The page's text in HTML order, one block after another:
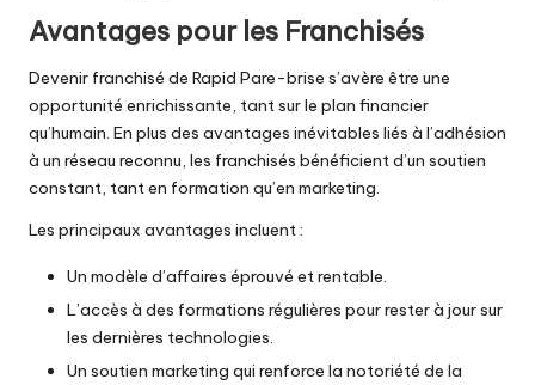
Avantages pour les Franchisés
Devenir franchisé de Rapid Pare-brise s’avère être une
opportunité enrichissante, tant sur le plan financier
qu’humain. En plus des avantages inévitables liés à l’adhésion
à un réseau reconnu, les franchisés bénéficient d’un soutien
constant, tant en formation qu’en marketing.
Les principaux avantages incluent :
Un modèle d’affaires éprouvé et rentable.
L’accès à des formations régulières pour rester à jour sur
les dernières technologies.
Un soutien marketing qui renforce la notoriété de la